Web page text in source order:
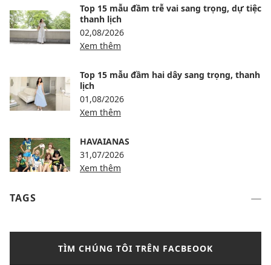
Top 15 mẫu đầm trễ vai sang trọng, dự tiệc
thanh lịch
02,08/2026
Xem thêm
Top 15 mẫu đầm hai dây sang trọng, thanh
lịch
01,08/2026
Xem thêm
HAVAIANAS
31,07/2026
Xem thêm
TAGS
TÌM CHÚNG TÔI TRÊN FACBEOOK